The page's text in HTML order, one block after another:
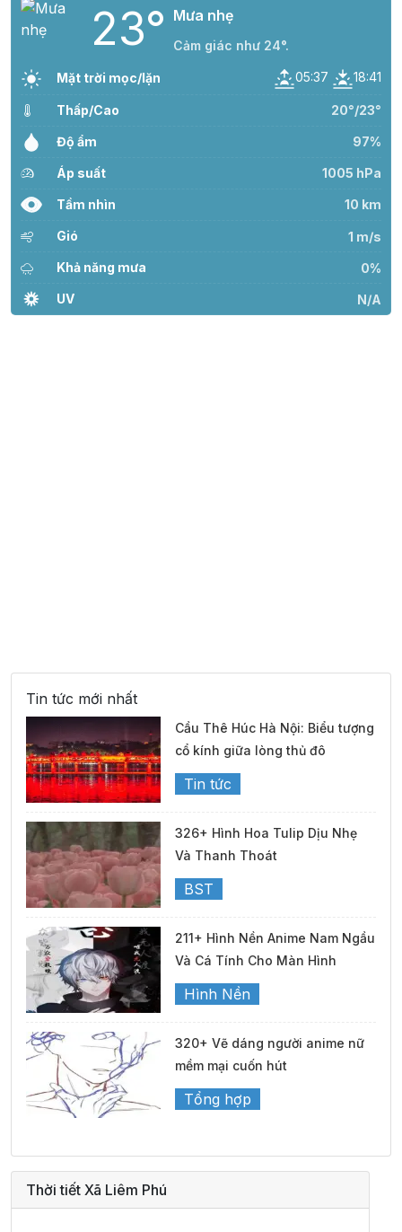
23° Mưa nhẹ
Cảm giác như 24°.
Mặt trời mọc/lặn 05:37 18:41
Thấp/Cao 20°/23°
Độ ẩm 97%
Áp suất 1005 hPa
Tầm nhìn 10 km
Gió 1 m/s
Khả năng mưa 0%
UV N/A
Tin tức mới nhất
Cầu Thê Húc Hà Nội: Biểu tượng
cổ kính giữa lòng thủ đô
Tin tức
326+ Hình Hoa Tulip Dịu Nhẹ
Và Thanh Thoát
BST
211+ Hình Nền Anime Nam Ngầu
Và Cá Tính Cho Màn Hình
Hình Nền
320+ Vẽ dáng người anime nữ
mềm mại cuốn hút
Tổng hợp
Thời tiết Xã Liêm Phú